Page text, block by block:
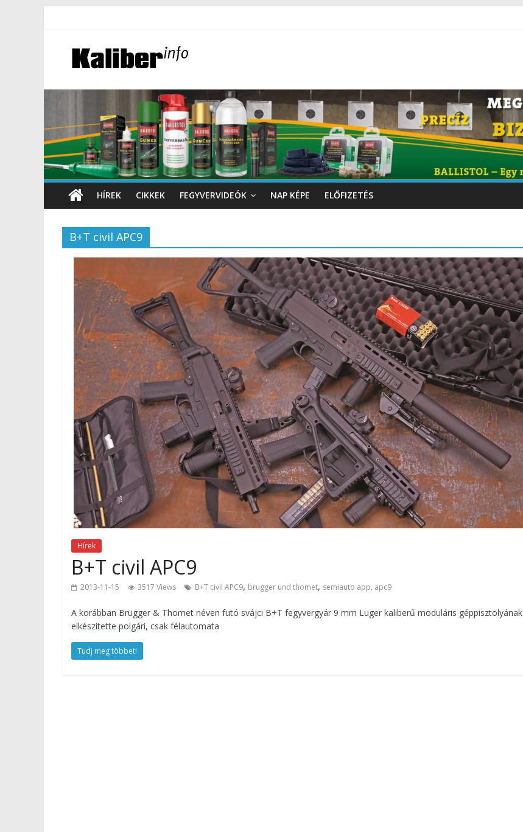
HÍREK CIKKEK FEGYVERVIDEÓK NAP KÉPE ELŐFIZETÉS
B+T civil APC9
Hírek
B+T civil APC9
2013-11-15 3517 Views B+T civil APC9, brugger und thomet, semiauto app, apc9
A korábban Brügger & Thomet néven futó svájci B+T fegyvergyár 9 mm Luger kaliberű moduláris géppisztolyának
elkészítette polgári, csak félautomata
Tudj meg többet!